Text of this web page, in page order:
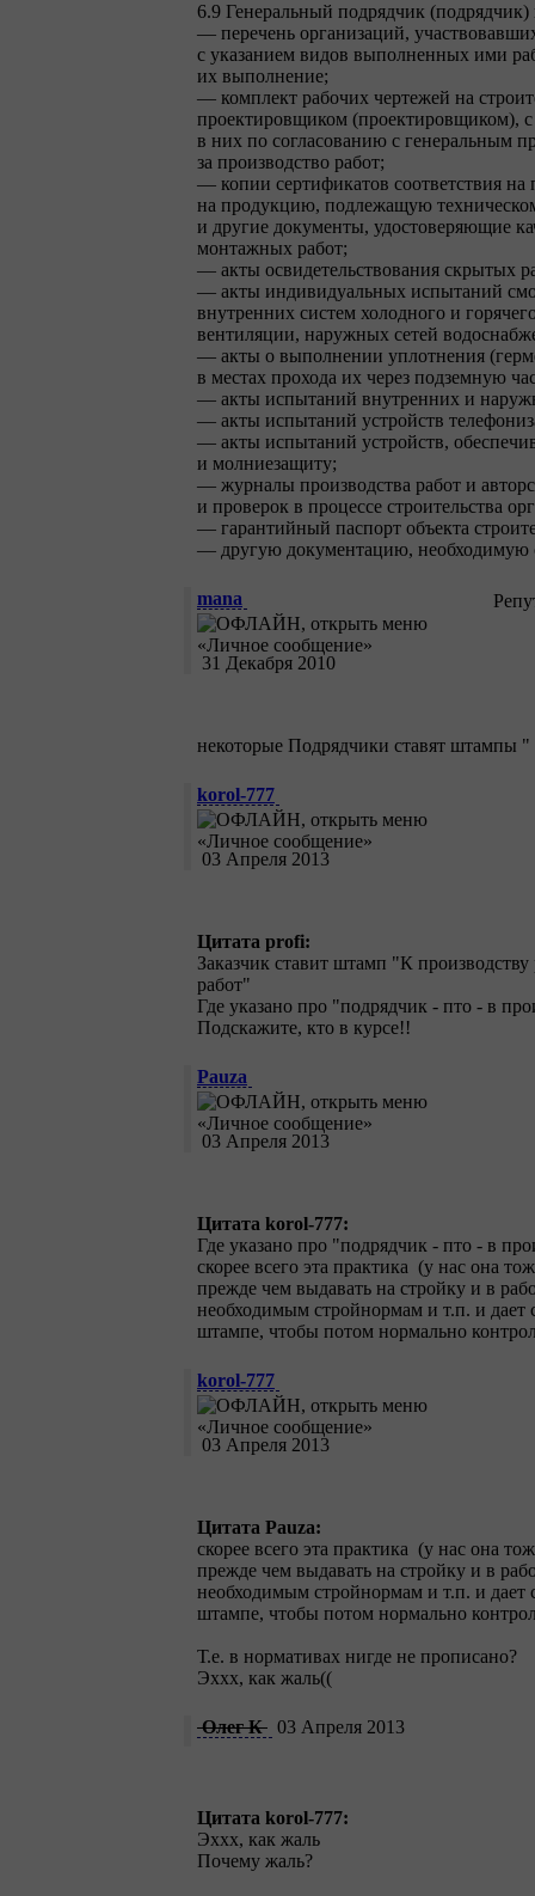
6.9 Генеральный подрядчик
— перечень организаций,
с указанием видов выполненных ими
их выполнение;
— комплект рабочих чертежей на
проектировщиком (проектировщиком),
в них по согласованию с генеральным
за производство работ;
— копии сертификатов соответствия
на продукцию, подлежащую
и другие документы, удостоверяющие
монтажных работ;
— акты освидетельствования скрытых
— акты индивидуальных испытаний
внутренних систем холодного и
вентиляции, наружных сетей
— акты о выполнении уплотнения
в местах прохода их через подземную
— акты испытаний внутренних и
— акты испытаний устройств
— акты испытаний устройств,
и молниезащиту;
— журналы производства работ и
и проверок в процессе строительства
— гарантийный паспорт объекта
— другую документацию, необходимую
mana
31 Декабря 2010
некоторые Подрядчики ставят штампы "
korol-777
03 Апреля 2013
Цитата profi:
Заказчик ставит штамп "К
работ"
Где указано про "подрядчик - пто - в
Подскажите, кто в курсе!!
Pauza
03 Апреля 2013
Цитата korol-777:
Где указано про "подрядчик - пто - в
скорее всего эта практика (у нас она
прежде чем выдавать на стройку и в
необходимым стройнормам и т.п. и дает
штампе, чтобы потом нормально
korol-777
03 Апреля 2013
Цитата Pauza:
скорее всего эта практика (у нас она
прежде чем выдавать на стройку и в
необходимым стройнормам и т.п. и дает
штампе, чтобы потом нормально
Т.е. в нормативах нигде не прописано?
Эххх, как жаль((
Олег К 03 Апреля 2013
Цитата korol-777:
Эххх, как жаль
Почему жаль?